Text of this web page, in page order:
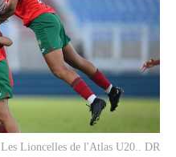
Les Lioncelles de l'Atlas U20.. DR